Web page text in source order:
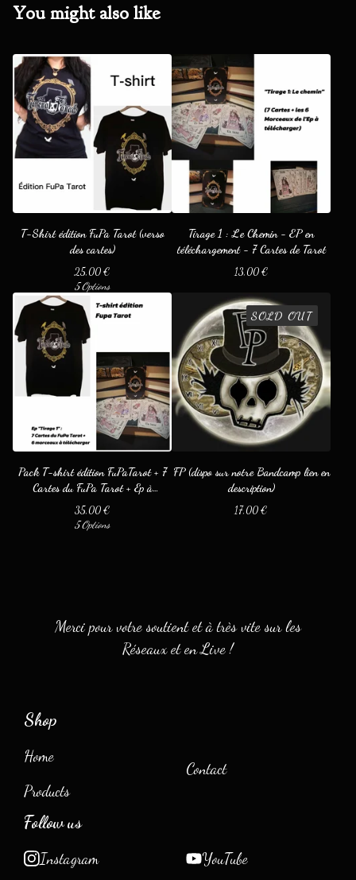
You might also like
T-Shirt édition FuPa Tarot (verso
des cartes)
25,00€
5 Options
Tirage 1 : Le Chemin - EP en
téléchargement - 7 Cartes de Tarot
13,00€
Pack T-shirt édition FuPaTarot + 7
Cartes du FuPa Tarot + Ep à
télécharger
35,00€
5 Options
SOLD OUT
FP (dispo sur notre Bandcamp lien en
description)
17,00€
Merci pour votre soutient et à très vite sur les
Réseaux et en Live !
Shop
Home
Products
Contact
Follow us
Instagram YouTube